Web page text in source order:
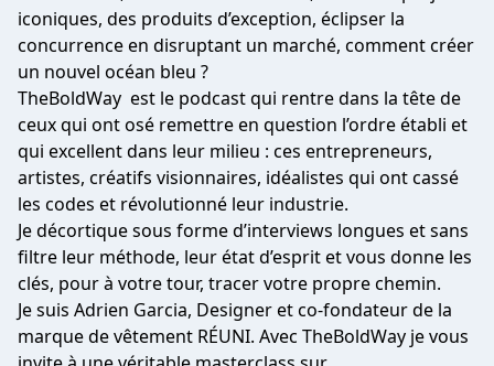
iconiques, des produits d’exception, éclipser la
concurrence en disruptant un marché, comment créer
un nouvel océan bleu ?
TheBoldWay est le podcast qui rentre dans la tête de
ceux qui ont osé remettre en question l’ordre établi et
qui excellent dans leur milieu : ces entrepreneurs,
artistes, créatifs visionnaires, idéalistes qui ont cassé
les codes et révolutionné leur industrie.
Je décortique sous forme d’interviews longues et sans
filtre leur méthode, leur état d’esprit et vous donne les
clés, pour à votre tour, tracer votre propre chemin.
Je suis Adrien Garcia, Designer et co-fondateur de la
marque de vêtement RÉUNI. Avec TheBoldWay je vous